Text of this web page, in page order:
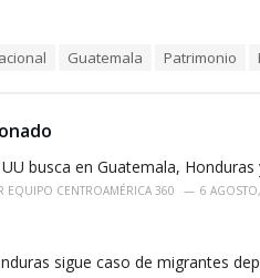
Guatemala Patrimonio
UU busca en Guatemala,
EQUIPO CENTROAMÉRICA 360 6
sigue caso de migrantes